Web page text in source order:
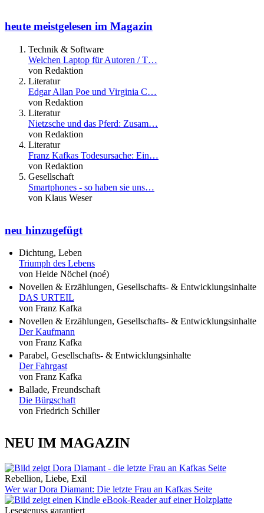
heute meistgelesen im Magazin
Technik & Software
Welchen Laptop für Autoren / T…
von Redaktion
Literatur
Edgar Allan Poe und Virginia C…
von Redaktion
Literatur
Nietzsche und das Pferd: Zusam…
von Redaktion
Literatur
Franz Kafkas Todesursache: Ein…
von Redaktion
Gesellschaft
Smartphones - so haben sie uns…
von Klaus Weser
neu hinzugefügt
Dichtung, Leben
Triumph des Lebens
von Heide Nöchel (noé)
Novellen & Erzählungen, Gesellschafts- & Entwicklungsinhalte
DAS URTEIL
von Franz Kafka
Novellen & Erzählungen, Gesellschafts- & Entwicklungsinhalte
Der Kaufmann
von Franz Kafka
Parabel, Gesellschafts- & Entwicklungsinhalte
Der Fahrgast
von Franz Kafka
Ballade, Freundschaft
Die Bürgschaft
von Friedrich Schiller
NEU IM MAGAZIN
Rebellion, Liebe, Exil
Wer war Dora Diamant: Die letzte Frau an Kafkas Seite
Lesegenuss garantiert